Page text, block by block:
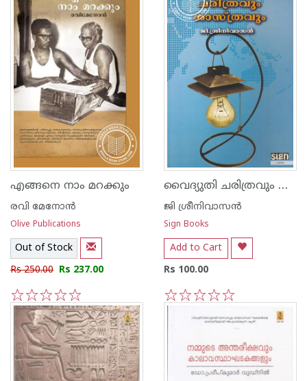
എങ്ങനെ നാം മറക്കും
രവി മേനോന്‍
Olive Publications
Out of Stock
Rs 250.00 Rs 237.00
5
4
3
2
1
വൈദ്യുതി ചരിത്രവും ശാസ്ത്രവും
ജി ശ്രീനിവാസന്‍‌
Sign Books
Add to Cart
Rs 100.00
1